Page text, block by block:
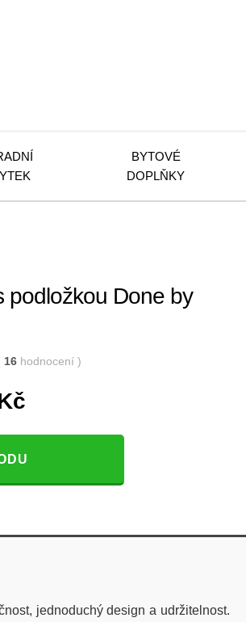
BYTOVÉ
DOPLŇKY
podložkou Done by
16 hodnocení )
jednoduchý design a udržitelnost.